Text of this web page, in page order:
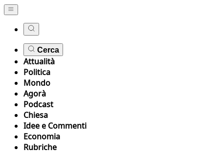
Cerca
Attualità
Politica
Mondo
Agorà
Podcast
Chiesa
Idee e Commenti
Economia
Rubriche